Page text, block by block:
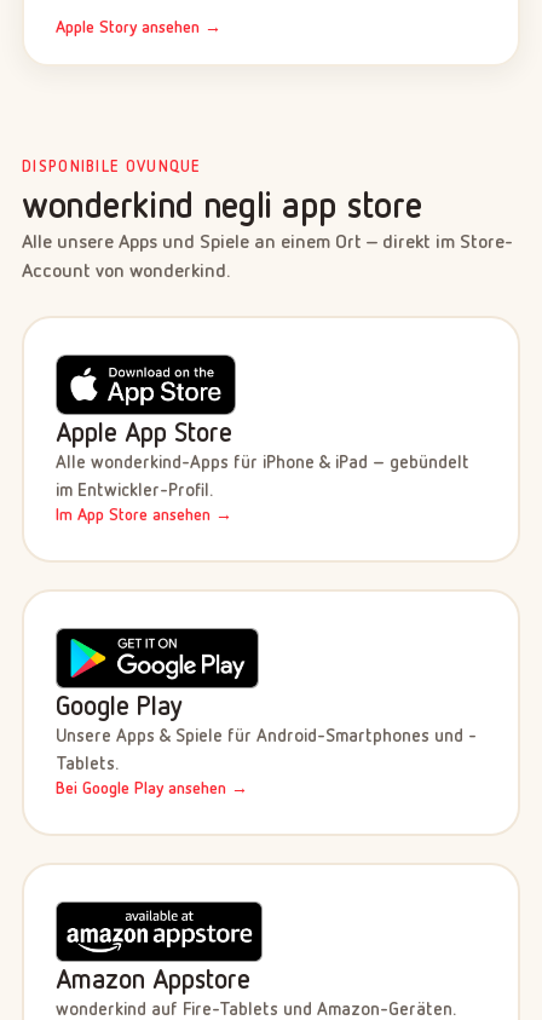
Apple Story ansehen →
DISPONIBILE OVUNQUE
wonderkind negli app store
Alle unsere Apps und Spiele an einem Ort – direkt im Store-
Account von wonderkind.
Apple App Store
Alle wonderkind-Apps für iPhone & iPad – gebündelt
im Entwickler-Profil.
Im App Store ansehen →
Google Play
Unsere Apps & Spiele für Android-Smartphones und -
Tablets.
Bei Google Play ansehen →
Amazon Appstore
wonderkind auf Fire-Tablets und Amazon-Geräten.